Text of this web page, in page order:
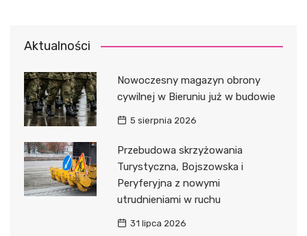
Aktualności
Nowoczesny magazyn obrony
cywilnej w Bieruniu już w budowie
5 sierpnia 2026
Przebudowa skrzyżowania
Turystyczna, Bojszowska i
Peryferyjna z nowymi
utrudnieniami w ruchu
31 lipca 2026